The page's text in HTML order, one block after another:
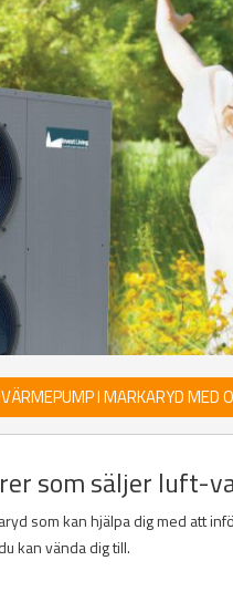
I MARKARYD MED
som säljer luft-
som kan hjälpa dig med att
kan vända dig till.